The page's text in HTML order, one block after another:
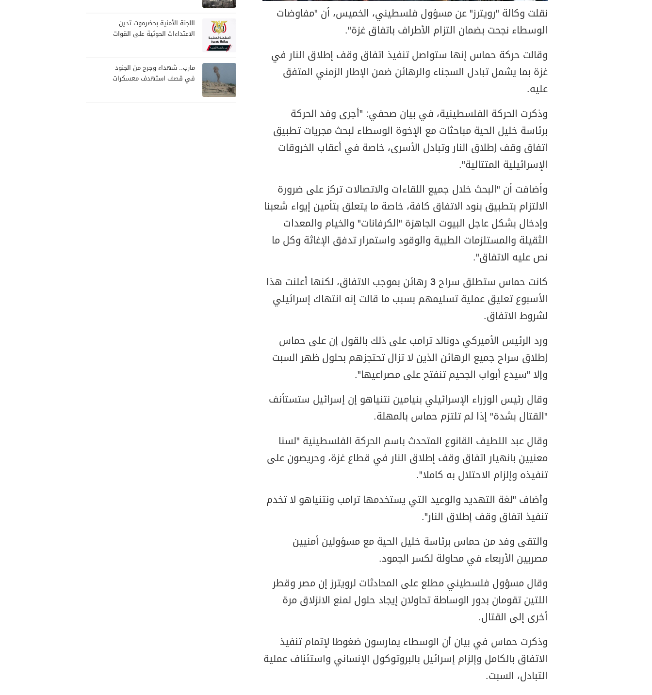
نقلت وكالة "رويترز" عن مسؤول فلسطيني، الخميس، أن "مفاوضات
الوسطاء نجحت بضمان التزام الأطراف باتفاق غزة".
وقالت حركة حماس إنها ستواصل تنفيذ اتفاق وقف إطلاق النار في
غزة بما يشمل تبادل السجناء والرهائن ضمن الإطار الزمني المتفق
عليه.
وذكرت الحركة الفلسطينية، في بيان صحفي: "أجرى وفد الحركة
برئاسة خليل الحية مباحثات مع الإخوة الوسطاء لبحث مجريات تطبيق
اتفاق وقف إطلاق النار وتبادل الأسرى، خاصة في أعقاب الخروقات
الإسرائيلية المتتالية".
وأضافت أن "البحث خلال جميع اللقاءات والاتصالات تركز على ضرورة
الالتزام بتطبيق بنود الاتفاق كافة، خاصة ما يتعلق بتأمين إيواء شعبنا
وإدخال بشكل عاجل البيوت الجاهزة "الكرفانات" والخيام والمعدات
الثقيلة والمستلزمات الطبية والوقود واستمرار تدفق الإغاثة وكل ما
نص عليه الاتفاق".
كانت حماس ستطلق سراح 3 رهائن بموجب الاتفاق، لكنها أعلنت هذا
الأسبوع تعليق عملية تسليمهم بسبب ما قالت إنه انتهاك إسرائيلي
لشروط الاتفاق.
ورد الرئيس الأميركي دونالد ترامب على ذلك بالقول إن على حماس
إطلاق سراح جميع الرهائن الذين لا تزال تحتجزهم بحلول ظهر السبت
وإلا "سيدع أبواب الجحيم تنفتح على مصراعيها".
وقال رئيس الوزراء الإسرائيلي بنيامين نتنياهو إن إسرائيل ستستأنف
"القتال بشدة" إذا لم تلتزم حماس بالمهلة.
وقال عبد اللطيف القانوع المتحدث باسم الحركة الفلسطينية "لسنا
معنيين بانهيار اتفاق وقف إطلاق النار في قطاع غزة، وحريصون على
تنفيذه وإلزام الاحتلال به كاملا".
وأضاف "لغة التهديد والوعيد التي يستخدمها ترامب ونتنياهو لا تخدم
تنفيذ اتفاق وقف إطلاق النار".
والتقى وفد من حماس برئاسة خليل الحية مع مسؤولين أمنيين
مصريين الأربعاء في محاولة لكسر الجمود.
وقال مسؤول فلسطيني مطلع على المحادثات لرويترز إن مصر وقطر
اللتين تقومان بدور الوساطة تحاولان إيجاد حلول لمنع الانزلاق مرة
أخرى إلى القتال.
وذكرت حماس في بيان أن الوسطاء يمارسون ضغوطا لإتمام تنفيذ
الاتفاق بالكامل وإلزام إسرائيل بالبروتوكول الإنساني واستئناف عملية
التبادل، السبت.
اللجنة الأمنية بحضرموت تدين
الاعتداءات الحوثية على القوات
مارب.. شهداء وجرح من الجنود
في قصف استهدف معسكرات